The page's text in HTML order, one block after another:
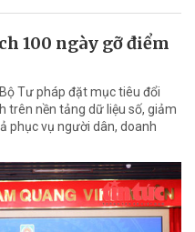
100 ngày gỡ điểm
Tư pháp đặt mục tiêu đổi
trên nền tảng dữ liệu số, giảm
phục vụ người dân, doanh